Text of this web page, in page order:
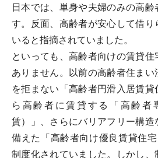
日本では、単身や夫婦のみの高齢
す。反面、高齢者が安心して借り
いると指摘されていました。
といっても、高齢者向けの賃貸
ありません。以前の高齢者住ま
を拒まない「高齢者円滑入居賃
ら高齢者に賃貸する「高齢者
賃）」、さらにバリアフリー構
備えた「高齢者向け優良賃貸住
制度化されていました。しかし